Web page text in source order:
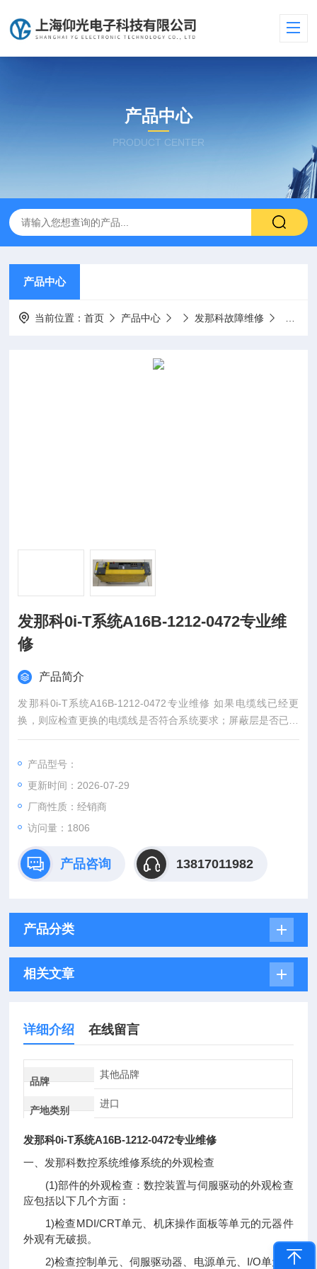
产品中心
PRODUCT CENTER
产品中心
当前位置：首页 产品中心 发那科故障维修
发那科0i-T系统A16B-1212-0472专业维
修
产品简介
发那科0i-T系统A16B-1212-0472专业维修 如果电缆线已经更
换，则应检查更换的电缆线是否符合系统要求；屏蔽层是否已经
可靠连接等。
产品型号：
更新时间：2026-07-29
厂商性质：经销商
访问量：1806
产品咨询 13817011982
产品分类
相关文章
详细介绍 在线留言
品牌
其他品牌
产地类别
进口
发那科0i-T系统A16B-1212-0472专业维修
一、发那科数控系统维修系统的外观检查
(1)部件的外观检查：数控装置与伺服驱动的外观检查
应包括以下几个方面：
1)检查MDI/CRT单元、机床操作面板等单元的元器件
外观有无破损。
2)检查控制单元、伺服驱动器、电源单元、I/O单元、